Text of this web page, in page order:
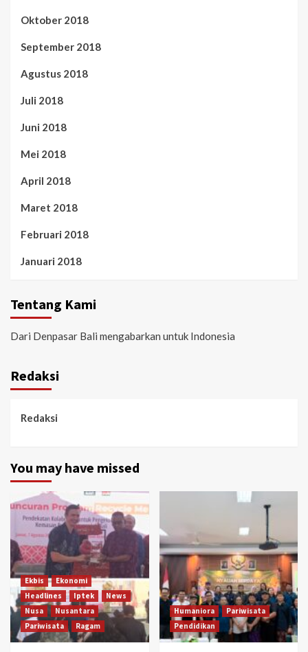
Oktober 2018
September 2018
Agustus 2018
Juli 2018
Juni 2018
Mei 2018
April 2018
Maret 2018
Februari 2018
Januari 2018
Tentang Kami
Dari Denpasar Bali mengabarkan untuk Indonesia
Redaksi
Redaksi
You may have missed
Ekbis
Ekonomi
Headlines
Iptek
News
Nusa
Nusantara
Pariwisata
Ragam
Humaniora
Pariwisata
Pendidikan